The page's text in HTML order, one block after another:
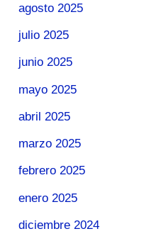
agosto 2025
julio 2025
junio 2025
mayo 2025
abril 2025
marzo 2025
febrero 2025
enero 2025
diciembre 2024